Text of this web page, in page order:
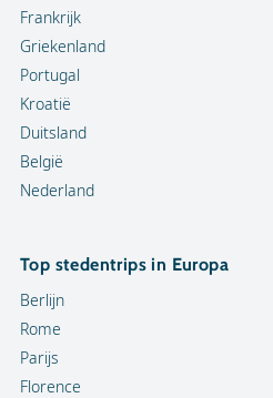
Frankrijk
Griekenland
Portugal
Kroatië
Duitsland
België
Nederland
Top stedentrips in Europa
Berlijn
Rome
Parijs
Florence